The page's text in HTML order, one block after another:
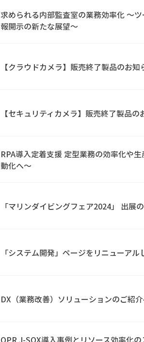
求められる内部監査室の業務効率化 ～
報開示の新たな展望～
【クラウドカメラ】販売終了製品のお知
【セキュリティカメラ】販売終了製品の
RPA導入定着支援 定型業務の効率化や
動化へ～
「マリンダイビングフェア2024」 出展
「システム開発」ページをリニューアル
DX（業務改善）ソリューションのご紹
QPR J-SOX導入事例とリソース効率化